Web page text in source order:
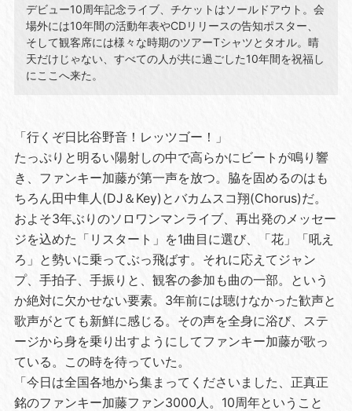
デビュー10周年記念ライブ、チケットはソールドアウト。会
場外には10年間の活動年表やCDリリースの告知ポスター、
そして観客席には様々な時期のツアーTシャツとタオル。晴
天だけじゃない、すべての人が共に過ごした10年間を祝福し
にここへ来た。
「行くぞ日比谷野音！レッツゴー！」
たっぷりと明るい陽射しの中で高らかにビートが鳴り響
き、ファンキー加藤が第一声を放つ。脇を固めるのはも
ちろん田中隼人(DJ＆Key)とバカムスコ翔(Chorus)だ。
およそ3年ぶりのソロワンマンライブ、再出発のメッセー
ジを込めた「リスタート」を1曲目に選び、「花」「吼え
ろ」と勢いに乗ってぶっ飛ばす。それに応えてジャン
プ、手拍子、手振りと、観客の参加も曲の一部。という
か絶対に欠かせない要素。3年前には聴けなかった歓声と
歌声がとても新鮮に感じる。その声を全身に浴び、ステ
ージから身を乗り出すようにしてファンキー加藤が歌っ
ている。この時を待っていた。
「今日は全国各地から集まってくださいました、正真正
銘のファンキー加藤ファン3000人。10周年ということ